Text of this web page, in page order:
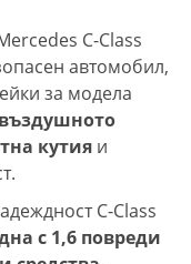
C-Class
автомобил,
за модела
кутия и
C-Class
с 1,6 повреди